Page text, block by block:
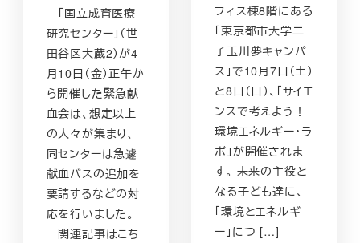
「国立成育医療
研究センター」（世
田谷区大蔵2）が4
月10日（金）正午か
ら開催した緊急献
血会は、想定以上
の人々が集まり、
同センターは急遽
献血バスの追加を
要請するなどの対
応を行いました。
関連記事はこち
フィス棟8階にある
「東京都市大学二
子玉川夢キャンパ
ス」で10月7日（土）
と8日（日）、「サイエ
ンスで考えよう！
環境エネルギー・ラ
ボ」が開催されま
す。 未来の主役と
なる子ども達に、
「環境とエネルギ
ー」につ […]